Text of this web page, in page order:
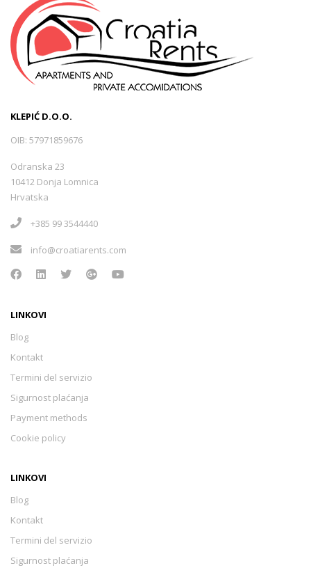
KLEPIĆ D.O.O.
OIB: 57971859676
Odranska 23
10412 Donja Lomnica
Hrvatska
+385 99 3544440
info@croatiarents.com
LINKOVI
Blog
Kontakt
Termini del servizio
Sigurnost plaćanja
Payment methods
Cookie policy
LINKOVI
Blog
Kontakt
Termini del servizio
Sigurnost plaćanja